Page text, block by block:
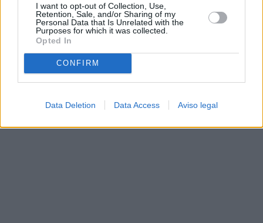
I want to opt-out of Collection, Use,
Retention, Sale, and/or Sharing of my
Personal Data that Is Unrelated with the
Purposes for which it was collected.
Opted In
CONFIRM
Data Deletion Data Access Aviso legal